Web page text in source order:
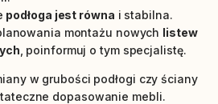
podłoga jest równa i stabilna.
montażu nowych listew
, poinformuj o tym specjalistę.
w grubości podłogi czy ściany
dopasowanie mebli.